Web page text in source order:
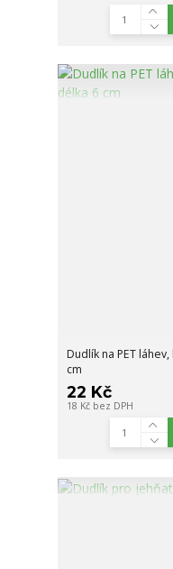
Dudlík na PET
cm
22 Kč
18 Kč bez DPH